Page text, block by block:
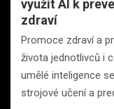
využít AI k
zdraví
Promoce zdraví a
života jednotlivců i
umělé inteligence
strojové učení a